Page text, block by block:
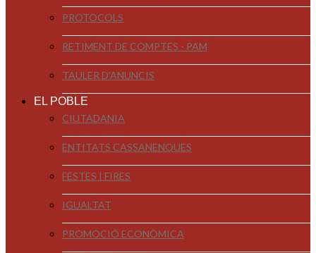
PROTOCOLS
RETIMENT DE COMPTES - PAM
TAULER D'ANUNCIS
EL POBLE
CIUTADANIA
ENTITATS CASSANENQUES
FESTES I FIRES
IGUALTAT
PROMOCIÓ ECONÒMICA